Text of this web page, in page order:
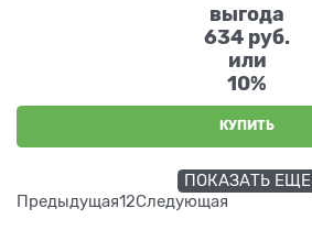
выгода
634 руб.
или
10%
КУПИТЬ
ПОКАЗАТЬ ЕЩЕ
Предыдущая12Следующая